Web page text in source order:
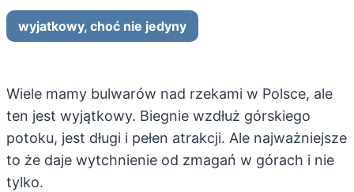
wyjatkowy, choć nie jedyny
Wiele mamy bulwarów nad rzekami w Polsce, ale
ten jest wyjątkowy. Biegnie wzdłuż górskiego
potoku, jest długi i pełen atrakcji. Ale najważniejsze
to że daje wytchnienie od zmagań w górach i nie
tylko.